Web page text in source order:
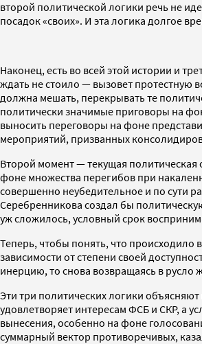
второй политической логики речь не
посадок «своих». И эта логика долгое
Наконец, есть во всей этой истории и
ждать не стоило — вызовет протестную
должна мешать, перекрывать те
политически значимые приговоры на
выносить переговоры на фоне
мероприятий, призванных
Второй момент — текущая политическая
фоне множества перегибов при
совершенно неубедительное и по сути
Серебренникова создал бы
уж сложилось, условный срок
Теперь, чтобы понять, что происходило
зависимости от степени своей
инерцию, то снова возвращаясь в русло
Эти три политических логики
удовлетворяет интересам ФСБ и СКР, а
вынесения, особенно на фоне
суммарный вектор противоречивых,